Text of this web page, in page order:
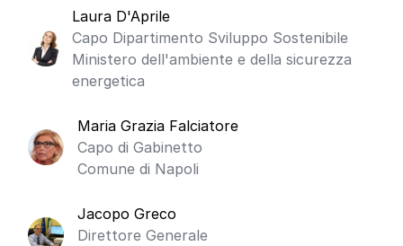
Laura D'Aprile
Capo Dipartimento Sviluppo Sostenibile
Ministero dell'ambiente e della sicurezza
energetica
Maria Grazia Falciatore
Capo di Gabinetto
Comune di Napoli
Jacopo Greco
Direttore Generale